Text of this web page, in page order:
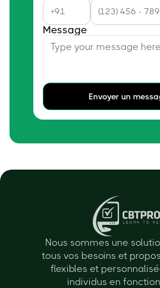
Message
Envoyer un
Nous sommes une
tous vos besoins et
flexibles et
individus en